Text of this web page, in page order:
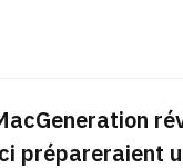
prépareraient